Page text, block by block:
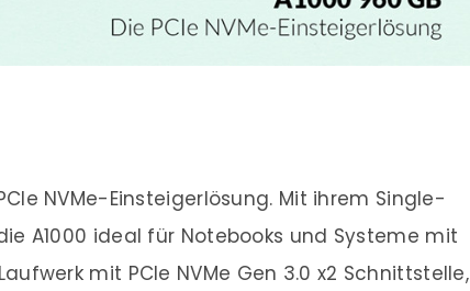
NVMe-Einsteigerlösung. Mit ihrem Single-
A1000 ideal für Notebooks und Systeme mit
mit PCIe NVMe Gen 3.0 x2 Schnittstelle,